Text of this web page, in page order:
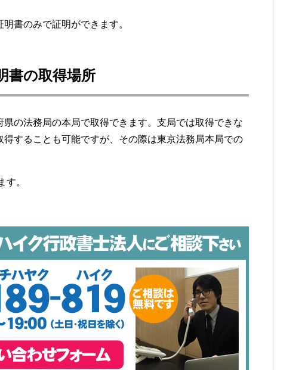
書のみで証明ができます。
書の取得場所
の法務局の本局で取得できます。支局では取得できな
することも可能ですが、その際は東京法務局本局での
す。